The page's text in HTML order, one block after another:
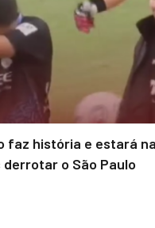
faz história e estará
derrotar o São Paulo